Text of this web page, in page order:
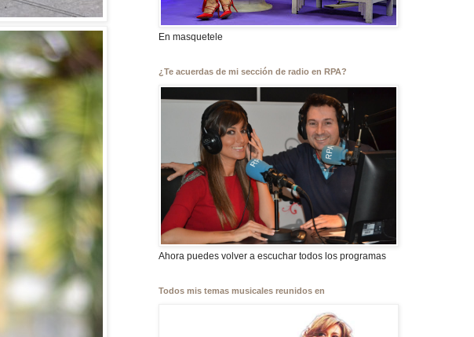
En masquetele
¿Te acuerdas de mi sección de radio en RPA?
Ahora puedes volver a escuchar todos los programas
Todos mis temas musicales reunidos en